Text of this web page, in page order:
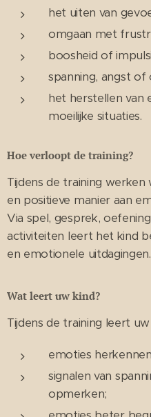
het uiten van
omgaan met
boosheid of
spanning, angst of
het herstellen van
moeilijke situaties.
Hoe verloopt de training?
Tijdens de training werken
en positieve manier aan
Via spel, gesprek,
activiteiten leert het kind
en emotionele uitdagingen.
Wat leert uw kind?
Tijdens de training leert uw
emoties
signalen van
opmerken;